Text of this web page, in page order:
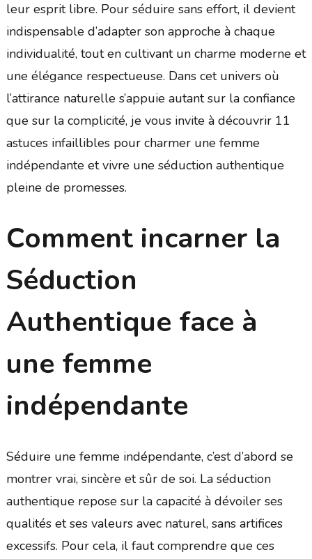
leur esprit libre. Pour séduire sans effort, il devient
indispensable d’adapter son approche à chaque
individualité, tout en cultivant un charme moderne et
une élégance respectueuse. Dans cet univers où
l’attirance naturelle s’appuie autant sur la confiance
que sur la complicité, je vous invite à découvrir 11
astuces infaillibles pour charmer une femme
indépendante et vivre une séduction authentique
pleine de promesses.
Comment incarner la
Séduction
Authentique face à
une femme
indépendante
Séduire une femme indépendante, c’est d’abord se
montrer vrai, sincère et sûr de soi. La séduction
authentique repose sur la capacité à dévoiler ses
qualités et ses valeurs avec naturel, sans artifices
excessifs. Pour cela, il faut comprendre que ces